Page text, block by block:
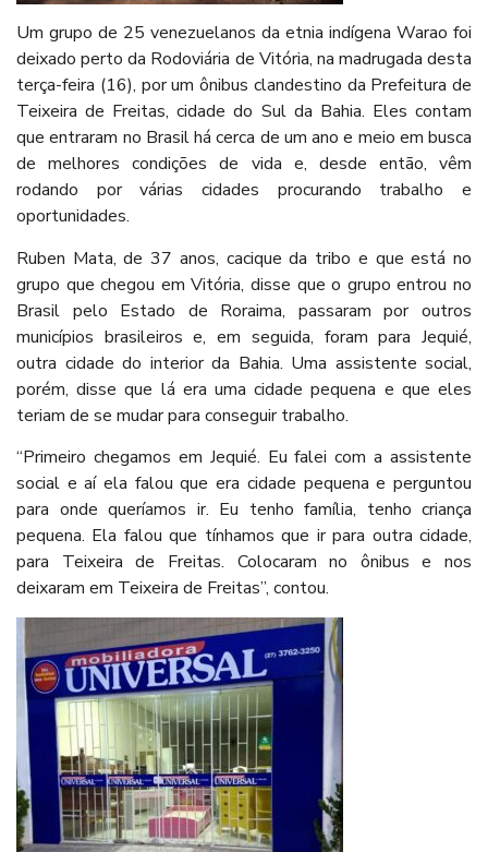
Um grupo de 25 venezuelanos da etnia indígena Warao foi
deixado perto da Rodoviária de Vitória, na madrugada desta
terça-feira (16), por um ônibus clandestino da Prefeitura de
Teixeira de Freitas, cidade do Sul da Bahia. Eles contam
que entraram no Brasil há cerca de um ano e meio em busca
de melhores condições de vida e, desde então, vêm
rodando por várias cidades procurando trabalho e
oportunidades.
Ruben Mata, de 37 anos, cacique da tribo e que está no
grupo que chegou em Vitória, disse que o grupo entrou no
Brasil pelo Estado de Roraima, passaram por outros
municípios brasileiros e, em seguida, foram para Jequié,
outra cidade do interior da Bahia. Uma assistente social,
porém, disse que lá era uma cidade pequena e que eles
teriam de se mudar para conseguir trabalho.
“Primeiro chegamos em Jequié. Eu falei com a assistente
social e aí ela falou que era cidade pequena e perguntou
para onde queríamos ir. Eu tenho família, tenho criança
pequena. Ela falou que tínhamos que ir para outra cidade,
para Teixeira de Freitas. Colocaram no ônibus e nos
deixaram em Teixeira de Freitas”, contou.